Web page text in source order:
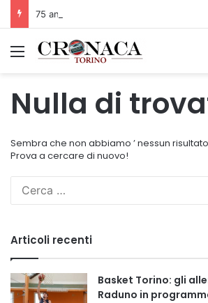
Menu
Nulla di
Sembra che non abbiamo ’ nessun
Prova a cercare di nuovo!
Articoli recenti
Basket Torino: gli
Raduno in